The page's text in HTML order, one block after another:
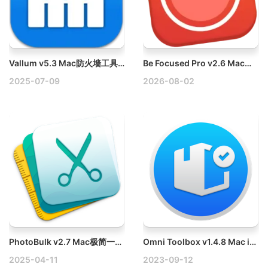
Vallum v5.3 Mac防火墙工具破解版
2025-07-09
Be Focused Pro v2.6 Mac工作和学习的计时器破解版
2026-08-02
PhotoBulk v2.7 Mac极简一键批量图片处理工具
2025-04-11
Omni Toolbox v1.4.8 Mac iOS工具箱破解版
2023-09-12